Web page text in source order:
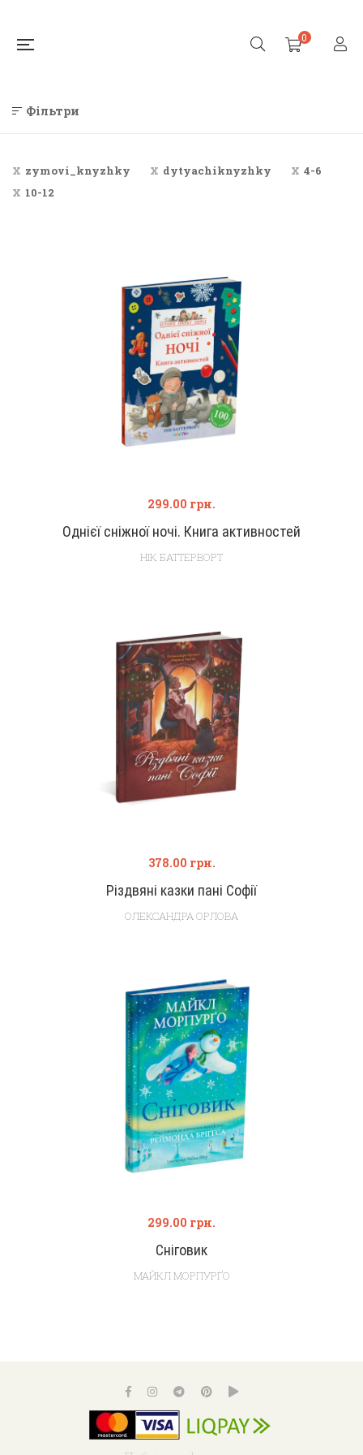
0
Фільтри
zymovi_knyzhky dytyachiknyzhky
4-6
10-12
Однієї сніжної ночі. Книга активностей
299.00 грн.
НІК БАТТЕРВОРТ
Різдвяні казки пані Софії
378.00 грн.
ОЛЕКСАНДРА ОРЛОВА
Сніговик
299.00 грн.
МАЙКЛ МОРПУРҐО